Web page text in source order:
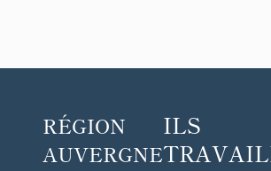
RÉGION
AUVERGNE
ILS